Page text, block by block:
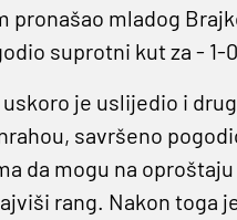
mladog
suprotni kut za - 1-
je uslijedio i
savršeno
da mogu na
rang. Nakon toga